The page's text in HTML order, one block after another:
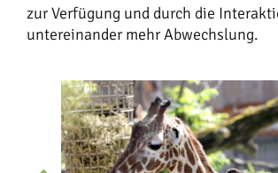
zur Verfügung und durch die
untereinander mehr Abwechslung.